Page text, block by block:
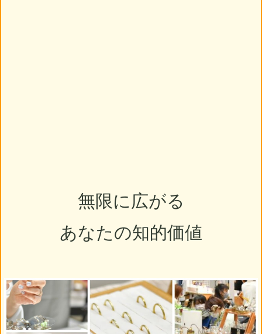
無限に広がる
あなたの知的価値